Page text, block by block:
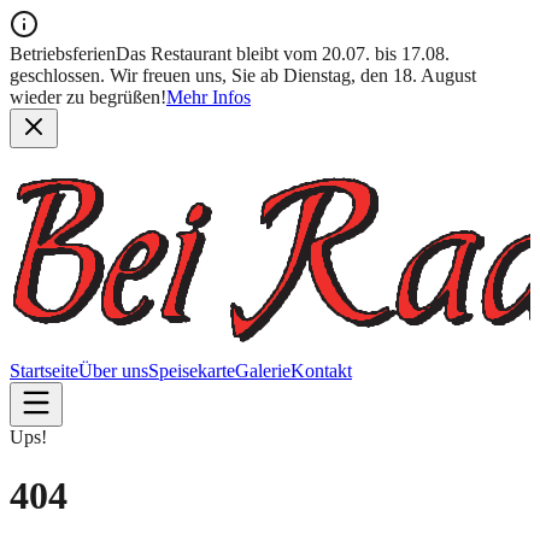
BetriebsferienDas Restaurant bleibt vom 20.07. bis 17.08.
geschlossen. Wir freuen uns, Sie ab Dienstag, den 18. August
wieder zu begrüßen!Mehr Infos
StartseiteÜber unsSpeisekarteGalerieKontakt
Ups!
404